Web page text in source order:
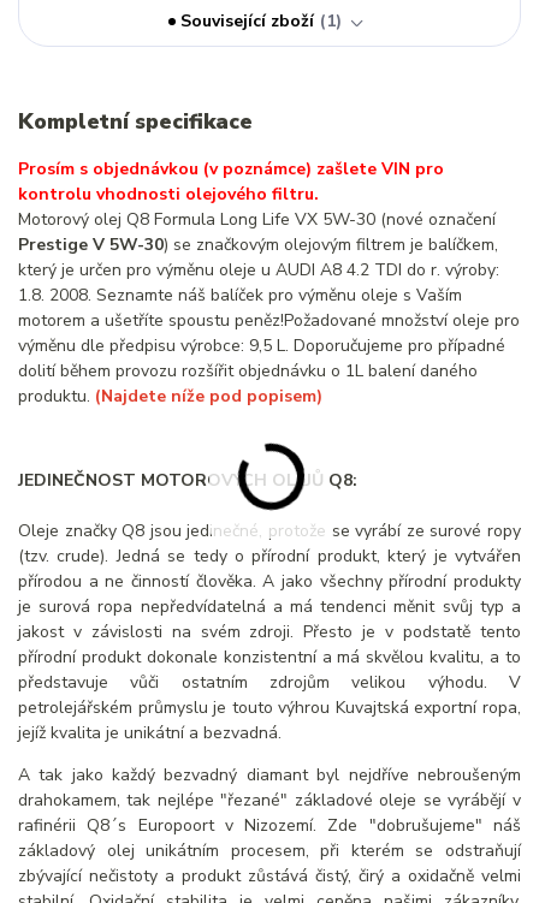
Související zboží
1
Kompletní specifikace
Prosím s objednávkou (v poznámce) zašlete VIN pro
kontrolu vhodnosti olejového filtru.
Motorový olej Q8 Formula Long Life VX 5W-30 (nové označení
Prestige V 5W-30) se značkovým olejovým filtrem je balíčkem,
který je určen pro výměnu oleje u AUDI A8 4.2 TDI do r. výroby:
1.8. 2008. Seznamte náš balíček pro výměnu oleje s Vaším
motorem a ušetříte spoustu peněz!Požadované množství oleje pro
výměnu dle předpisu výrobce: 9,5 L. Doporučujeme pro případné
dolití během provozu rozšířit objednávku o 1L balení daného
produktu. (Najdete níže pod popisem)
JEDINEČNOST MOTOROVÝCH OLEJŮ Q8:
Oleje značky Q8 jsou jedinečné, protože se vyrábí ze surové ropy
(tzv. crude). Jedná se tedy o přírodní produkt, který je vytvářen
přírodou a ne činností člověka. A jako všechny přírodní produkty
je surová ropa nepředvídatelná a má tendenci měnit svůj typ a
jakost v závislosti na svém zdroji. Přesto je v podstatě tento
přírodní produkt dokonale konzistentní a má skvělou kvalitu, a to
představuje vůči ostatním zdrojům velikou výhodu. V
petrolejářském průmyslu je touto výhrou Kuvajtská exportní ropa,
jejíž kvalita je unikátní a bezvadná.
A tak jako každý bezvadný diamant byl nejdříve nebroušeným
drahokamem, tak nejlépe "řezané" základové oleje se vyrábějí v
rafinérii Q8´s Europoort v Nizozemí. Zde "dobrušujeme" náš
základový olej unikátním procesem, při kterém se odstraňují
zbývající nečistoty a produkt zůstává čistý, čirý a oxidačně velmi